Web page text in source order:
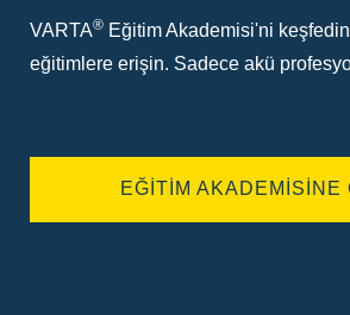
VARTA® Eğitim Akademisi'ni
eğitimlere erişin. Sadece akü
EĞITIM AKADEMISINE